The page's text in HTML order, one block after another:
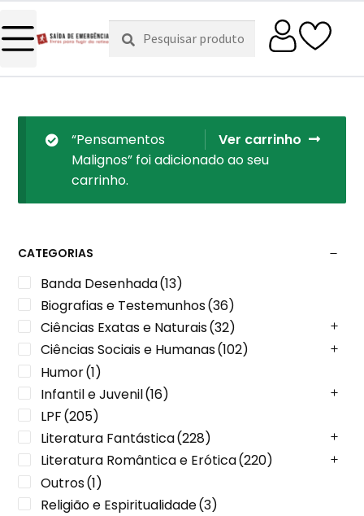
Pesquisar
por:
Pesquisa
Ver carrinho
“Pensamentos
Malignos” foi adicionado ao seu
carrinho.
CATEGORIAS
Banda Desenhada(13)
Biografias e Testemunhos(36)
Ciências Exatas e Naturais(32)
Ciências Sociais e Humanas(102)
Humor(1)
Infantil e Juvenil(16)
LPF(205)
Literatura Fantástica(228)
Literatura Romântica e Erótica(220)
Outros(1)
Religião e Espiritualidade(3)